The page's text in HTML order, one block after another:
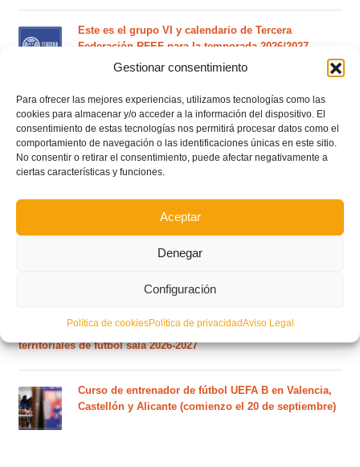
Gestionar consentimiento
Para ofrecer las mejores experiencias, utilizamos tecnologías como las
cookies para almacenar y/o acceder a la información del dispositivo. El
consentimiento de estas tecnologías nos permitirá procesar datos como el
comportamiento de navegación o las identificaciones únicas en este sitio.
No consentir o retirar el consentimiento, puede afectar negativamente a
ciertas características y funciones.
Aceptar
Denegar
Configuración
Política de cookiesPolítica de privacidadAviso Legal
Este es el grupo VI y calendario de Tercera
Federación RFEF para la temporada 2026/2027
Este es el grupo de la Lliga Autonòmica Juvenil de
fútbol sala de la temporada 2026/2027
El calendario del grupo VI de Tercera Federación
Nuevo curso de Entrenador de fútbol Licencia UEFA
plazas del curso de septiembre)
Circular nº. 5 – Normas generales de las competiciones
territoriales de fútbol sala 2026-2027
Curso de entrenador de fútbol UEFA B en Valencia,
Castellón y Alicante (comienzo el 20 de septiembre)